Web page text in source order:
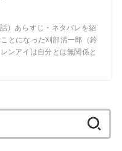
）あらすじ・ネタバレを紹
とになった刈部清一郎（鈴
ンアイは自分とは無関係と